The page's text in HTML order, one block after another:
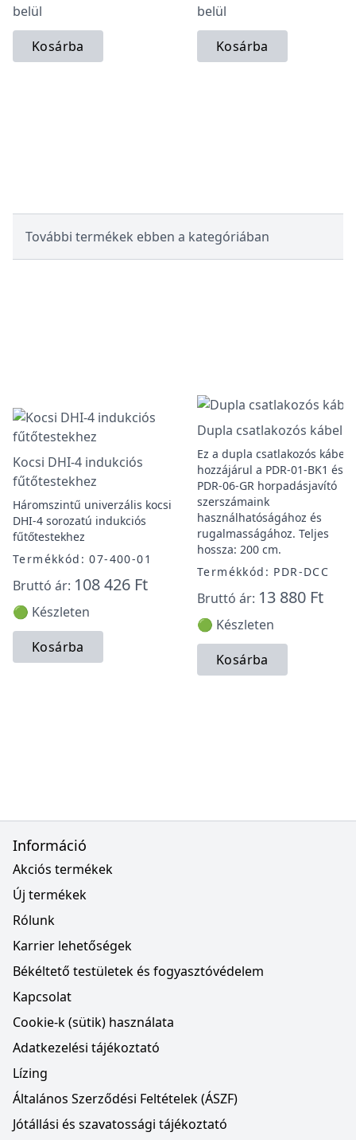
belül
Kosárba
belül
Kosárba
További termékek ebben a kategóriában
Kocsi DHI-4 indukciós
fűtőtestekhez
Háromszintű univerzális kocsi
DHI-4 sorozatú indukciós
fűtőtestekhez
Termékkód: 07-400-01
Bruttó ár: 108 426 Ft
🟢 Készleten
Kosárba
Dupla csatlakozós kábel
Ez a dupla csatlakozós kábel
hozzájárul a PDR-01-BK1 és
PDR-06-GR horpadásjavító
szerszámaink
használhatóságához és
rugalmasságához. Teljes
hossza: 200 cm.
Termékkód: PDR-DCC
Bruttó ár: 13 880 Ft
🟢 Készleten
Kosárba
Információ
Akciós termékek
Új termékek
Rólunk
Karrier lehetőségek
Békéltető testületek és fogyasztóvédelem
Kapcsolat
Cookie-k (sütik) használata
Adatkezelési tájékoztató
Lízing
Általános Szerződési Feltételek (ÁSZF)
Jótállási és szavatossági tájékoztató